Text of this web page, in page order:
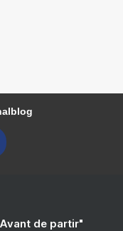
de partir"